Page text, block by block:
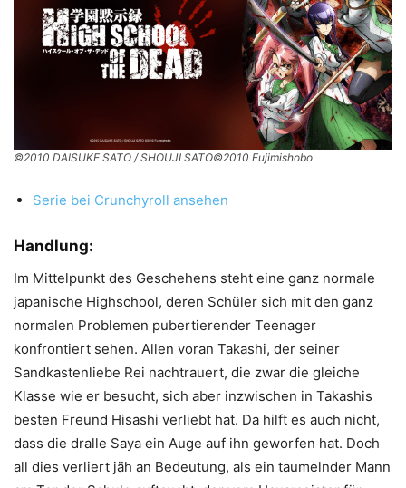
©2010 DAISUKE SATO / SHOUJI SATO©2010 Fujimishobo
Serie bei Crunchyroll ansehen
Handlung:
Im Mittelpunkt des Geschehens steht eine ganz normale
japanische Highschool, deren Schüler sich mit den ganz
normalen Problemen pubertierender Teenager
konfrontiert sehen. Allen voran Takashi, der seiner
Sandkastenliebe Rei nachtrauert, die zwar die gleiche
Klasse wie er besucht, sich aber inzwischen in Takashis
besten Freund Hisashi verliebt hat. Da hilft es auch nicht,
dass die dralle Saya ein Auge auf ihn geworfen hat. Doch
all dies verliert jäh an Bedeutung, als ein taumelnder Mann